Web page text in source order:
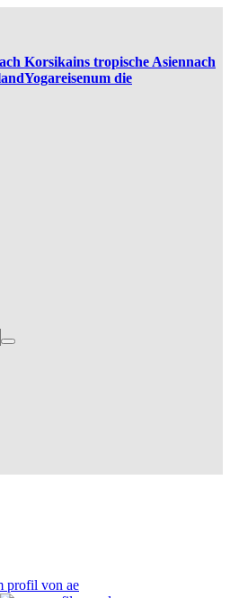
Korsikains tropische Asiennach
Yogareisenum die